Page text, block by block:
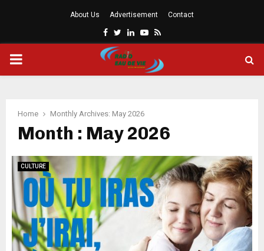
About Us Advertisement Contact
Facebook
Twitter
LinkedinYoutube
Rss
PRIMARY
Home Monthly Archives: May 2026
Month : May 2026
CULTURE